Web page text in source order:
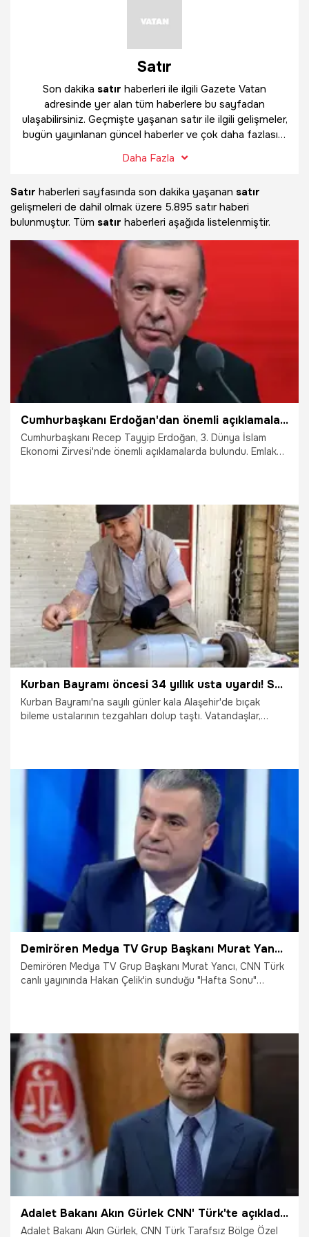
Satır
Son dakika satır haberleri ile ilgili Gazete Vatan
adresinde yer alan tüm haberlere bu sayfadan
ulaşabilirsiniz. Geçmişte yaşanan satır ile ilgili gelişmeler,
bugün yayınlanan güncel haberler ve çok daha fazlasını
Daha Fazla
Satır haberleri sayfasında son dakika yaşanan satır
gelişmeleri de dahil olmak üzere 5.895 satır haberi
bulunmuştur. Tüm satır haberleri aşağıda listelenmiştir.
Cumhurbaşkanı Erdoğan'dan önemli açıklamalar: Emlak katılım halka arz ediliyor
Cumhurbaşkanı Recep Tayyip Erdoğan, 3. Dünya İslam
Ekonomi Zirvesi'nde önemli açıklamalarda bulundu. Emlak
duyurdu.
5.06.2026 Gündem
Kurban Bayramı öncesi 34 yıllık usta uyardı! Sakın böyle yapmayın
Kurban Bayramı'na sayılı günler kala Alaşehir'de bıçak
bileme ustalarının tezgahları dolup taştı. Vatandaşlar,
Demirören Medya TV Grup Başkanı Murat Yancı: Algoritmayla karalama yapılıyor
Demirören Medya TV Grup Başkanı Murat Yancı, CNN Türk
canlı yayınında Hakan Çelik'in sunduğu "Hafta Sonu"
ederek, "Uyuşturucu, şiddet, yasa dışı bahis destekleniyor.
Sanal medya kirli bir bataklık alanı." dedi.
16.05.2026
Adalet Bakanı Akın Gürlek CNN' Türk'te açıkladı: Gülistan Doku soruşturmasında yeni delil var
Adalet Bakanı Akın Gürlek, CNN Türk Tarafsız Bölge Özel